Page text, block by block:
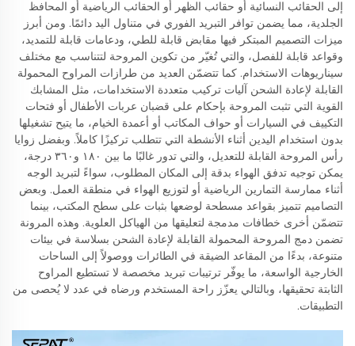
إلى الحقائب النسائية أو حقائب الظهر أو الحقائب الرياضية أو المحافظ
الجلدية، مما يضمن توافر التبريد الفوري في متناول اليد دائمًا. ومن أبرز
ميزات التصميم المبتكر فيها مقابض قابلة للطي، ودعامات قابلة للتمديد،
وقواعد قابلة للفصل، والتي تُغيّر من تكوين المروحة لتتناسب مع مختلف
سيناريوهات الاستخدام. كما تتضمّن العديد من طرازات المراوح المحمولة
القابلة لإعادة الشحن آليات تركيب متعددة الاستخدامات، مثل المشابك
القوية التي تثبت المروحة بإحكام على قضبان عربات الأطفال أو فتحات
التكييف في السيارات أو حواف المكاتب أو أعمدة الخيام، ما يتيح تشغيلها
بدون استخدام اليدين أثناء الأنشطة التي تتطلب تركيزًا كاملاً. وبفضل زوايا
رأس المروحة القابلة للتعديل، والتي تدور غالبًا ما بين ١٨٠ و٣٦٠ درجة،
يمكن توجيه تدفق الهواء بدقة إلى المكان المطلوب، سواءً لتبريد الوجه
أثناء ممارسة التمارين الرياضية أو لتوزيع الهواء في منطقة العمل. وبعض
التصاميم تتميز بقواعد مسطحة لوضعها بثبات على سطح المكتب، بينما
تتضمّن أخرى خطافات مدمجة لتعليقها من الهياكل العلوية. وهذه المرونة
تضمن دمج المروحة المحمولة القابلة لإعادة الشحن بسلاسة في بيئات
متنوعة، بدءًا من المقاعد الضيقة في الطائرات ووصولاً إلى الساحات
الخارجية الواسعة، ما يوفّر ترتيبات تبريد مخصصة لا تستطيع المراوح
الثابتة تحقيقها، وبالتالي يعزّز راحة المستخدم ورضاه في عدد لا يُحصى من
التطبيقات.